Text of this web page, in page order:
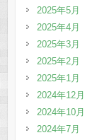
2025年5月
2025年4月
2025年3月
2025年2月
2025年1月
2024年12月
2024年10月
2024年7月